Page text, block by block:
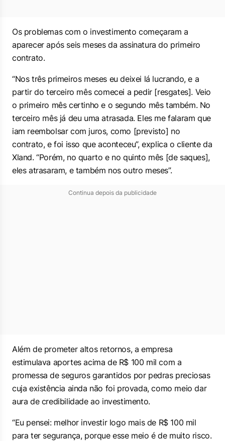
Os problemas com o investimento começaram a
aparecer após seis meses da assinatura do primeiro
contrato.
“Nos três primeiros meses eu deixei lá lucrando, e a
partir do terceiro mês comecei a pedir [resgates]. Veio
o primeiro mês certinho e o segundo mês também. No
terceiro mês já deu uma atrasada. Eles me falaram que
iam reembolsar com juros, como [previsto] no
contrato, e foi isso que aconteceu”, explica o cliente da
Xland. “Porém, no quarto e no quinto mês [de saques],
eles atrasaram, e também nos outro meses”.
Continua depois da publicidade
Além de prometer altos retornos, a empresa
estimulava aportes acima de R$ 100 mil com a
promessa de seguros garantidos por pedras preciosas
cuja existência ainda não foi provada, como meio dar
aura de credibilidade ao investimento.
“Eu pensei: melhor investir logo mais de R$ 100 mil
para ter segurança, porque esse meio é de muito risco.